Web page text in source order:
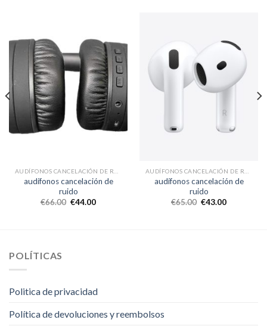
audífonos cancelación de
ruido
€66.00 €44.00
audífonos cancelación de
ruido
€65.00 €43.00
POLÍTICAS
Politica de privacidad
Política de devoluciones y reembolsos